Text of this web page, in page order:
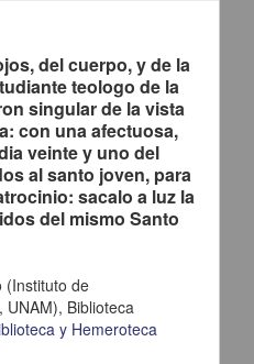
del cuerpo, y de la
teologo de la
singular de la vista
con una afectuosa,
veinte y uno del
al santo joven, para
sacalo a luz la
del mismo Santo
(Instituto de
UNAM), Biblioteca
y Hemeroteca